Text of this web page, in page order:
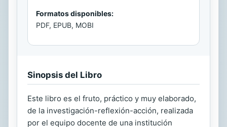
Formatos disponibles:
PDF, EPUB, MOBI
Sinopsis del Libro
Este libro es el fruto, práctico y muy elaborado,
de la investigación-reflexión-acción, realizada
por el equipo docente de una institución